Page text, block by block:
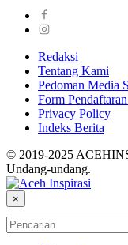
Redaksi
Tentang Kami
Pedoman Media
Form
Privacy Policy
Indeks Berita
© 2019-2025
Undang-undang.
×